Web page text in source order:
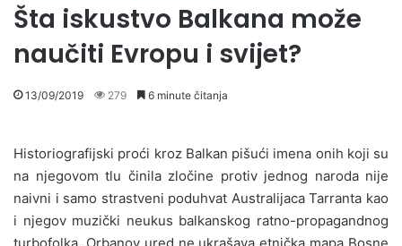
Šta iskustvo Balkana može
naučiti Evropu i svijet?
13/09/2019 279 6 minute čitanja
Historiografijski proći kroz Balkan pišući imena onih koji su
na njegovom tlu činila zločine protiv jednog naroda nije
naivni i samo strastveni poduhvat Australijaca Tarranta kao
i njegov muzički neukus balkanskog ratno-propagandnog
turbofolka. Orbanov ured ne ukrašava etnička mapa Bosne